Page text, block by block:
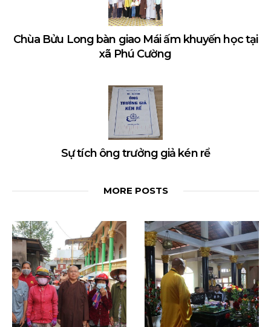
Chùa Bửu Long bàn giao Mái ấm khuyến học tại
xã Phú Cường
Sự tích ông trưởng giả kén rể
MORE POSTS